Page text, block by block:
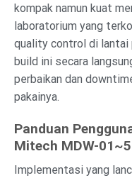
kompak namun kuat
laboratorium yang
quality control di lantai
build ini secara
perbaikan dan
pakainya.
Panduan
Mitech MDW-01~5
Implementasi yang